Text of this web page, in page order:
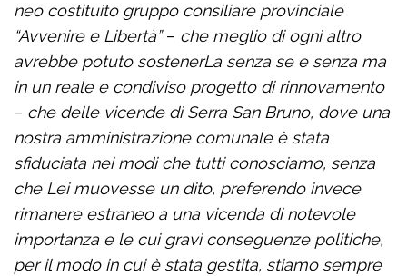
neo costituito gruppo consiliare provinciale
“Avvenire e Libertà”– che meglio di ogni altro
avrebbe potuto sostenerLa senza se e senza ma
in un reale e condiviso progetto di rinnovamento
– che delle vicende di Serra San Bruno, dove una
nostra amministrazione comunale è stata
sfiduciata nei modi che tutti conosciamo, senza
che Lei muovesse un dito, preferendo invece
rimanere estraneo a una vicenda di notevole
importanza e le cui gravi conseguenze politiche,
per il modo in cui è stata gestita, stiamo sempre